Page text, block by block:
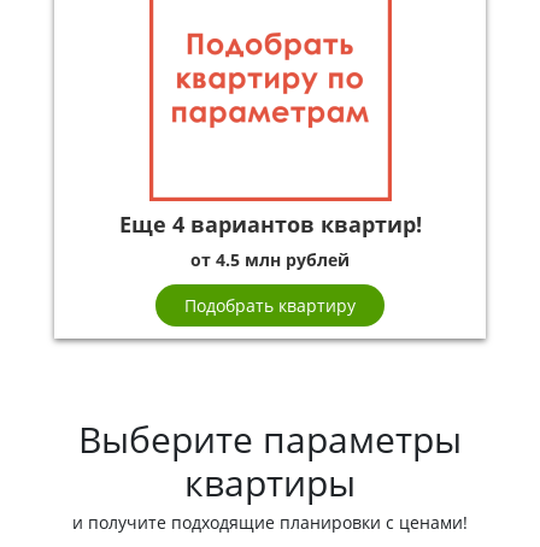
Еще 4 вариантов квартир!
от 4.5 млн рублей
Подобрать квартиру
Выберите параметры
квартиры
и получите подходящие планировки с ценами!